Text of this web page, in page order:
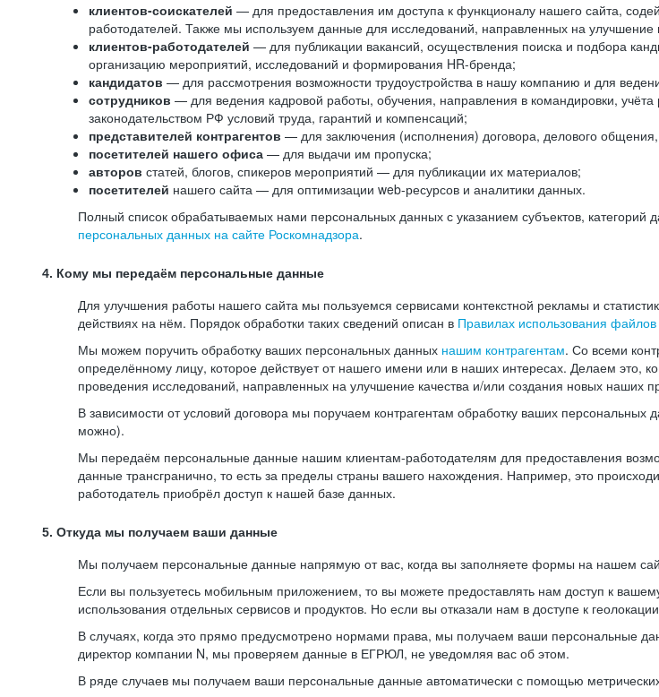
клиентов-соискателей — для предоставления им доступа к функционалу нашего сайта,
работодателей. Также мы используем данные для исследований, направленных на улучшение
клиентов-работодателей — для публикации вакансий, осуществления поиска и подбора
организацию мероприятий, исследований и формирования HR-бренда;
кандидатов — для рассмотрения возможности трудоустройства в нашу компанию и для
сотрудников — для ведения кадровой работы, обучения, направления в командировки,
законодательством РФ условий труда, гарантий и компенсаций;
представителей контрагентов — для заключения (исполнения) договора, делового
посетителей нашего офиса — для выдачи им пропуска;
авторов статей, блогов, спикеров мероприятий — для публикации их материалов;
посетителей нашего сайта — для оптимизации web-ресурсов и аналитики данных.
Полный список обрабатываемых нами персональных данных с указанием субъектов,
персональных данных на сайте Роскомнадзора.
4. Кому мы передаём персональные данные
Для улучшения работы нашего сайта мы пользуемся сервисами контекстной рекламы и
действиях на нём. Порядок обработки таких сведений описан в Правилах использования
Мы можем поручить обработку ваших персональных данных нашим контрагентам. Со всеми
определённому лицу, которое действует от нашего имени или в наших интересах. Делаем
проведения исследований, направленных на улучшение качества и/или создания новых наших
В зависимости от условий договора мы поручаем контрагентам обработку ваших
можно).
Мы передаём персональные данные нашим клиентам-работодателям для предоставления
данные трансгранично, то есть за пределы страны вашего нахождения. Например, это
работодатель приобрёл доступ к нашей базе данных.
5. Откуда мы получаем ваши данные
Мы получаем персональные данные напрямую от вас, когда вы заполняете формы на нашем
Если вы пользуетесь мобильным приложением, то вы можете предоставлять нам доступ к
использования отдельных сервисов и продуктов. Но если вы отказали нам в доступе к
В случаях, когда это прямо предусмотрено нормами права, мы получаем ваши персональные
директор компании N, мы проверяем данные в ЕГРЮЛ, не уведомляя вас об этом.
В ряде случаев мы получаем ваши персональные данные автоматически с помощью